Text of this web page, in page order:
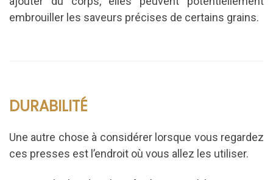
embrouiller les saveurs précises de certains grains.
DURABILITÉ
Une autre chose à considérer lorsque vous regardez
ces presses est l’endroit où vous allez les utiliser.